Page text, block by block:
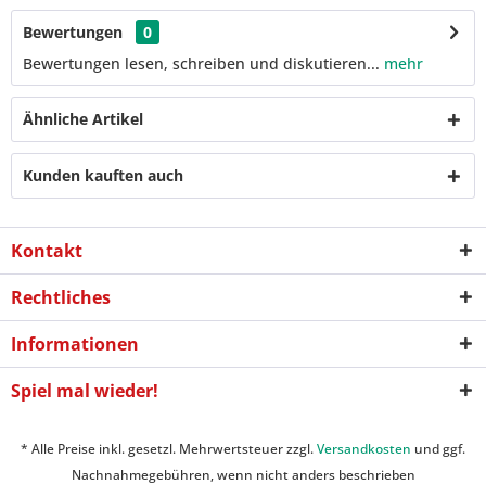
Bewertungen
0
Bewertungen lesen, schreiben und diskutieren... mehr
Ähnliche Artikel
Kunden kauften auch
Kontakt
Rechtliches
Informationen
Spiel mal wieder!
* Alle Preise inkl. gesetzl. Mehrwertsteuer zzgl.Versandkosten und ggf.
Nachnahmegebühren, wenn nicht anders beschrieben